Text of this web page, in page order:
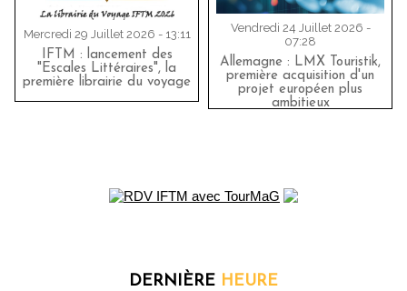
Mercredi 29 Juillet 2026 - 13:11
IFTM : lancement des
"Escales Littéraires", la
première librairie du voyage
Vendredi 24 Juillet 2026 -
07:28
Allemagne : LMX Touristik,
première acquisition d'un
projet européen plus
ambitieux
DERNIÈRE HEURE